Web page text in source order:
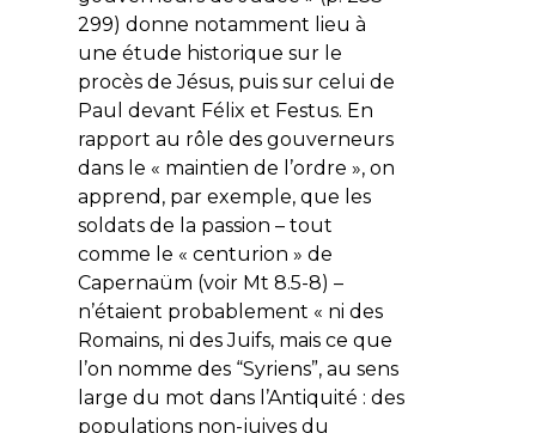
299) donne notamment lieu à
une étude historique sur le
procès de Jésus, puis sur celui de
Paul devant Félix et Festus. En
rapport au rôle des gouverneurs
dans le « maintien de l’ordre », on
apprend, par exemple, que les
soldats de la passion – tout
comme le « centurion » de
Capernaüm (voir Mt 8.5-8) –
n’étaient probablement « ni des
Romains, ni des Juifs, mais ce que
l’on nomme des “Syriens”, au sens
large du mot dans l’Antiquité : des
populations non-juives du